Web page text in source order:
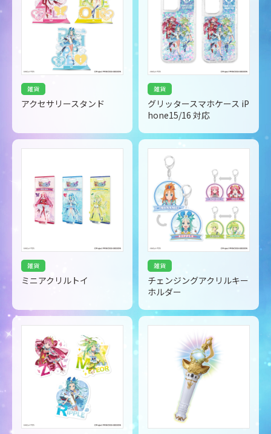
雑貨
アクセサリースタンド
雑貨
グリッタースマホケース iP
hone15/16 対応
雑貨
ミニアクリルトイ
雑貨
チェンジングアクリルキー
ホルダー